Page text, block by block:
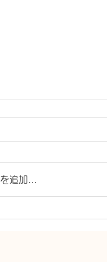
混合水栓交換
追加…